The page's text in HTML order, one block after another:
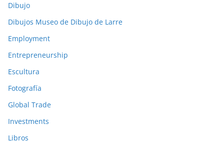
Dibujo
Dibujos Museo de Dibujo de Larre
Employment
Entrepreneurship
Escultura
Fotografía
Global Trade
Investments
Libros